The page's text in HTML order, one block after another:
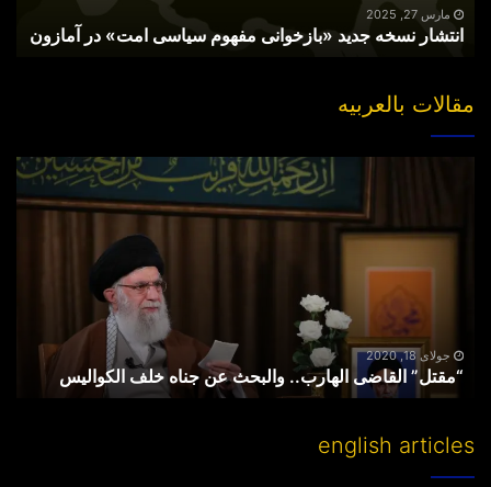
آمازونمارس 27, 2025
انتشار نسخه جدید «بازخوانی مفهوم سیاسی امت» در آمازون
مقالات بالعربیه
والبحث
جولای 18, 2020
“مقتل” القاضی الهارب.. والبحث عن جناه خلف الکوالیس
english articles